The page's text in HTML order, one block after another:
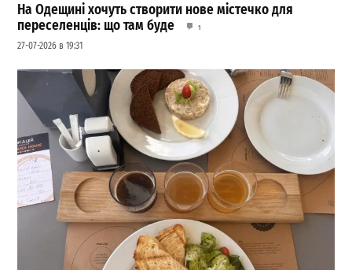
На Одещині хочуть створити нове містечко для
переселенців: що там буде
1
27-07-2026 в 19:31